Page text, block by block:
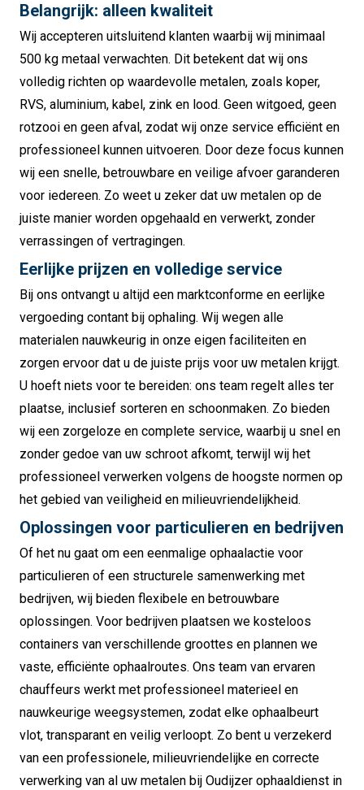
Belangrijk: alleen kwaliteit
Wij accepteren uitsluitend klanten waarbij wij minimaal
500 kg metaal verwachten. Dit betekent dat wij ons
volledig richten op waardevolle metalen, zoals koper,
RVS, aluminium, kabel, zink en lood. Geen witgoed, geen
rotzooi en geen afval, zodat wij onze service efficiënt en
professioneel kunnen uitvoeren. Door deze focus kunnen
wij een snelle, betrouwbare en veilige afvoer garanderen
voor iedereen. Zo weet u zeker dat uw metalen op de
juiste manier worden opgehaald en verwerkt, zonder
verrassingen of vertragingen.
Eerlijke prijzen en volledige service
Bij ons ontvangt u altijd een marktconforme en eerlijke
vergoeding contant bij ophaling. Wij wegen alle
materialen nauwkeurig in onze eigen faciliteiten en
zorgen ervoor dat u de juiste prijs voor uw metalen krijgt.
U hoeft niets voor te bereiden: ons team regelt alles ter
plaatse, inclusief sorteren en schoonmaken. Zo bieden
wij een zorgeloze en complete service, waarbij u snel en
zonder gedoe van uw schroot afkomt, terwijl wij het
professioneel verwerken volgens de hoogste normen op
het gebied van veiligheid en milieuvriendelijkheid.
Oplossingen voor particulieren en bedrijven
Of het nu gaat om een eenmalige ophaalactie voor
particulieren of een structurele samenwerking met
bedrijven, wij bieden flexibele en betrouwbare
oplossingen. Voor bedrijven plaatsen we kosteloos
containers van verschillende groottes en plannen we
vaste, efficiënte ophaalroutes. Ons team van ervaren
chauffeurs werkt met professioneel materieel en
nauwkeurige weegsystemen, zodat elke ophaalbeurt
vlot, transparant en veilig verloopt. Zo bent u verzekerd
van een professionele, milieuvriendelijke en correcte
verwerking van al uw metalen bij Oudijzer ophaaldienst in